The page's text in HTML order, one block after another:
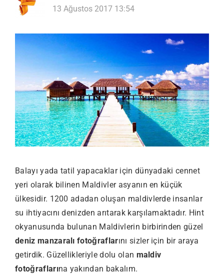
13 Ağustos 2017 13:54
Balayı yada tatil yapacaklar için dünyadaki cennet
yeri olarak bilinen Maldivler asyanın en küçük
ülkesidir. 1200 adadan oluşan maldivlerde insanlar
su ihtiyacını denizden arıtarak karşılamaktadır. Hint
okyanusunda bulunan Maldivlerin birbirinden güzel
deniz manzaralı fotoğraflarını sizler için bir araya
getirdik. Güzellikleriyle dolu olan maldiv
fotoğraflarına yakından bakalım.